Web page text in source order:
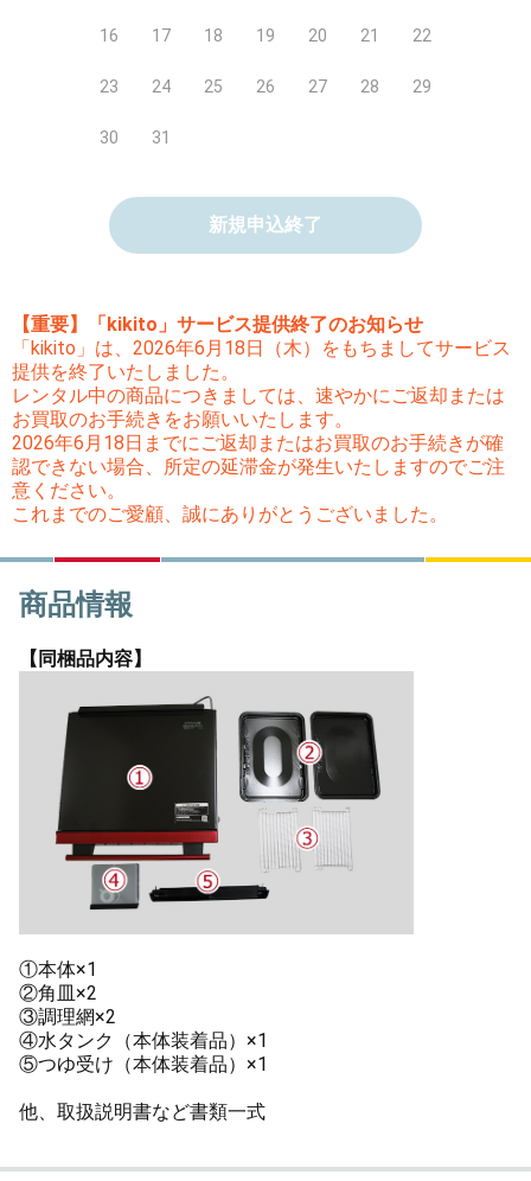
16 17 18 19 20 21 22
23 24 25 26 27 28 29
30 31
新規申込終了
【重要】「kikito」サービス提供終了のお知らせ
「kikito」は、2026年6月18日（木）をもちましてサービス
提供を終了いたしました。
レンタル中の商品につきましては、速やかにご返却または
お買取のお手続きをお願いいたします。
2026年6月18日までにご返却またはお買取のお手続きが確
認できない場合、所定の延滞金が発生いたしますのでご注
意ください。
これまでのご愛顧、誠にありがとうございました。
商品情報
【同梱品内容】
①本体×1
②角皿×2
③調理網×2
④水タンク（本体装着品）×1
⑤つゆ受け（本体装着品）×1
他、取扱説明書など書類一式